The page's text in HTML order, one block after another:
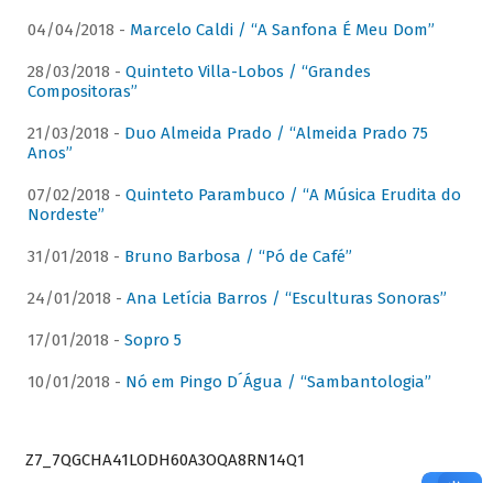
04/04/2018 - Marcelo Caldi / “A Sanfona É Meu Dom”
28/03/2018 - Quinteto Villa-Lobos / “Grandes
Compositoras”
21/03/2018 - Duo Almeida Prado / “Almeida Prado 75
Anos”
07/02/2018 - Quinteto Parambuco / “A Música Erudita do
Nordeste”
31/01/2018 - Bruno Barbosa / “Pó de Café”
24/01/2018 - Ana Letícia Barros / “Esculturas Sonoras”
17/01/2018 - Sopro 5
10/01/2018 - Nó em Pingo D´Água / “Sambantologia”
Z7_7QGCHA41LODH60A3OQA8RN14Q1